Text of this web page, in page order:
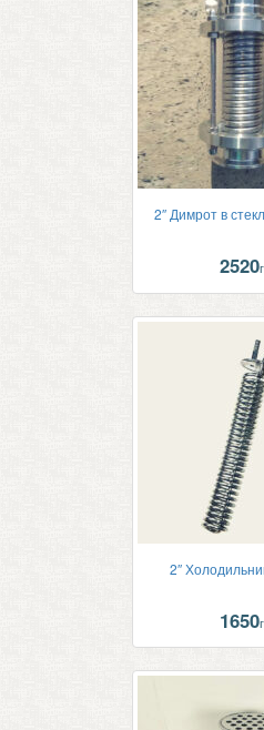
2″ Димрот в
2520
2″
1650